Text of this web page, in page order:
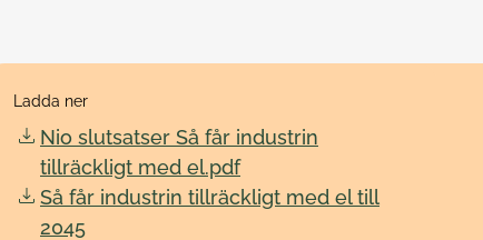
Ladda ner
Nio slutsatser Så får industrin
tillräckligt med el.pdf
Så får industrin tillräckligt med el till
2045